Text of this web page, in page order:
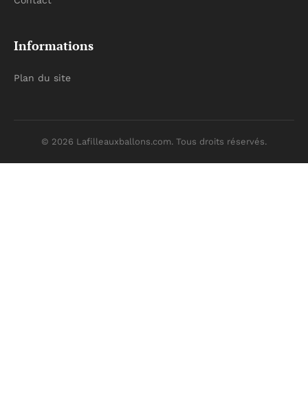
Informations
Plan du site
© 2026 Lafilleauxballons.com. Tous droits réservés.